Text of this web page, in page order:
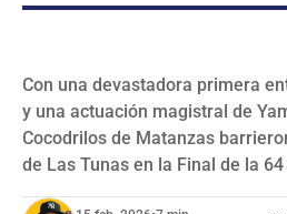
VIDEOS
SUSCRIBIR
Con una devastadora primera
y una actuación magistral de
Cocodrilos de Matanzas
de Las Tunas en la Final de la